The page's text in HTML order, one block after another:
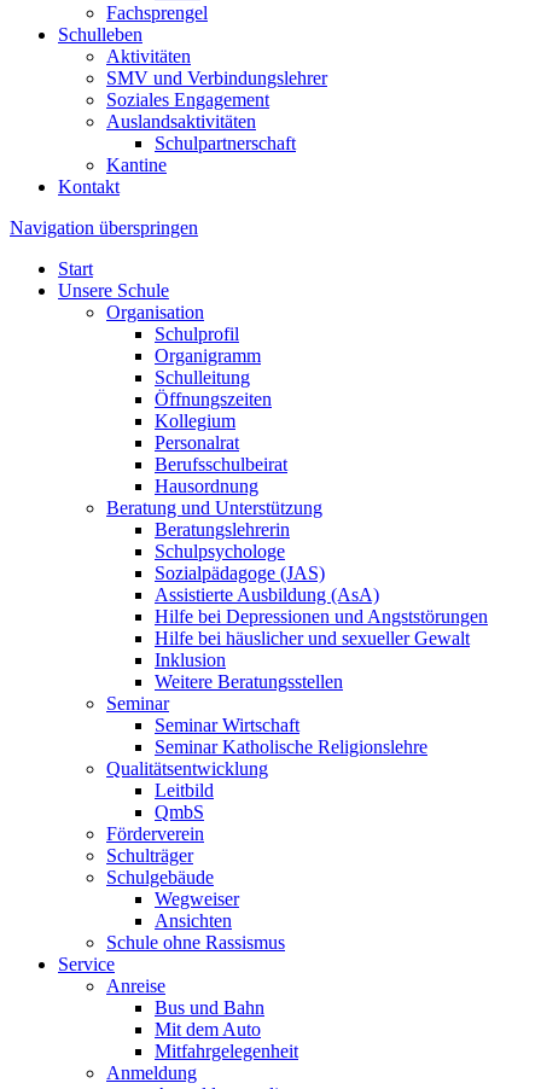
Fachsprengel
Schulleben
Aktivitäten
SMV und Verbindungslehrer
Soziales Engagement
Auslandsaktivitäten
Schulpartnerschaft
Kantine
Kontakt
Navigation überspringen
Start
Unsere Schule
Organisation
Schulprofil
Organigramm
Schulleitung
Öffnungszeiten
Kollegium
Personalrat
Berufsschulbeirat
Hausordnung
Beratung und Unterstützung
Beratungslehrerin
Schulpsychologe
Sozialpädagoge (JAS)
Assistierte Ausbildung (AsA)
Hilfe bei Depressionen und Angststörungen
Hilfe bei häuslicher und sexueller Gewalt
Inklusion
Weitere Beratungsstellen
Seminar
Seminar Wirtschaft
Seminar Katholische Religionslehre
Qualitätsentwicklung
Leitbild
QmbS
Förderverein
Schulträger
Schulgebäude
Wegweiser
Ansichten
Schule ohne Rassismus
Service
Anreise
Bus und Bahn
Mit dem Auto
Mitfahrgelegenheit
Anmeldung